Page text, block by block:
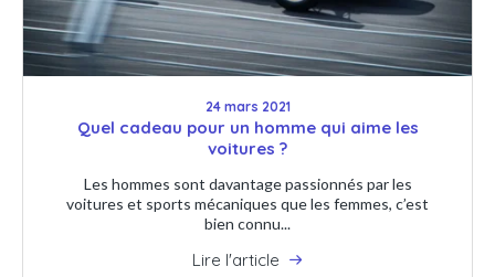
24 mars 2021
Quel cadeau pour un homme qui aime les
voitures ?
Les hommes sont davantage passionnés par les
voitures et sports mécaniques que les femmes, c’est
bien connu...
Lire l'article